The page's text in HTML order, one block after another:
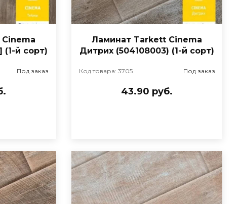
(1-й сорт)
Под заказ
Ламинат Tarkett Cinema
Дитрих (504108003) (1-й сорт)
Код товара: 3705 Под заказ
43.90 руб.